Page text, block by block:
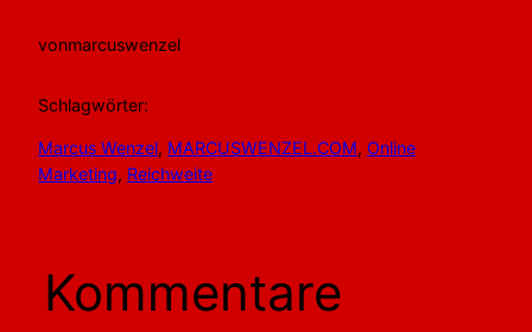
vonmarcuswenzel
Schlagwörter:
Marcus Wenzel, MARCUSWENZEL.COM, Online
Marketing, Reichweite
Kommentare